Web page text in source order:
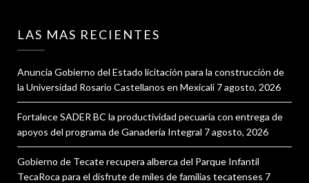
LAS MAS RECIENTES
Anuncia Gobierno del Estado licitación para la construcción de
la Universidad Rosario Castellanos en Mexicali 7 agosto, 2026
Fortalece SADER BC la productividad pecuaria con entrega de
apoyos del programa de Ganadería Integral 7 agosto, 2026
Gobierno de Tecate recupera alberca del Parque Infantil
TecaRoca para el disfrute de miles de familias tecatenses 7